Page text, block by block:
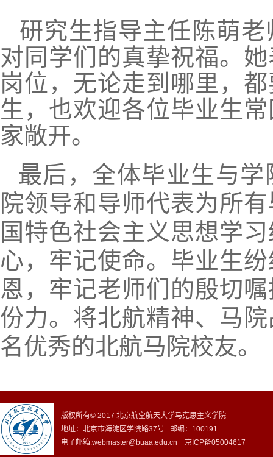
研究生指导主任陈萌
对同学们的真挚祝福。
岗位，无论走到哪里，
生，也欢迎各位毕业生
家敞开。
最后，全体毕业生与
院领导和导师代表为所
国特色社会主义思想学
心，牢记使命。毕业生
恩，牢记老师们的殷切
份力。将北航精神、马
名优秀的北航马院校友。
版权所有© 2017 北京航空航天大学马克思主义学院
地址：北京市海淀区学院路37号 邮编：100191
电子邮箱:webmaster@buaa.edu.cn 京ICP备05004617